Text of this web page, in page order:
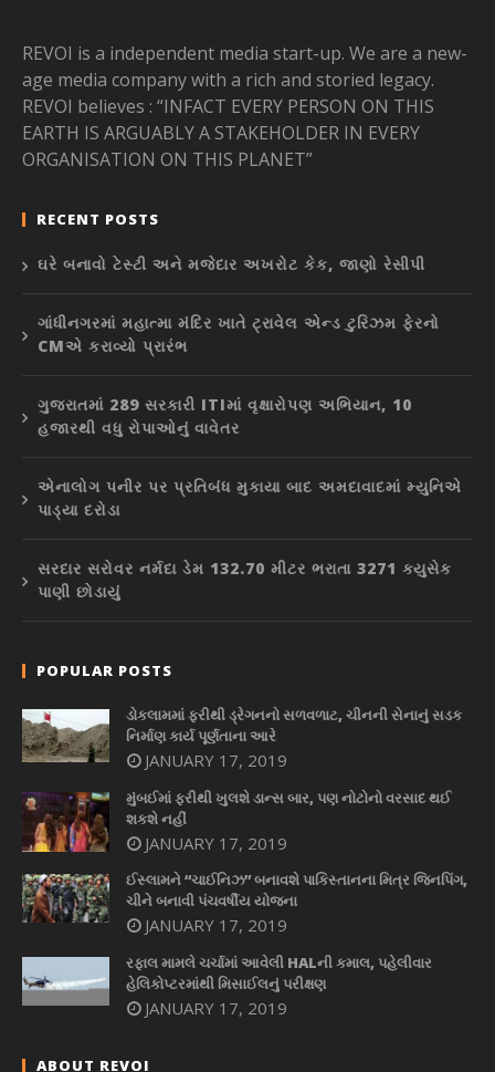
REVOI is a independent media start-up. We are a new-
age media company with a rich and storied legacy.
REVOI believes : “INFACT EVERY PERSON ON THIS
EARTH IS ARGUABLY A STAKEHOLDER IN EVERY
ORGANISATION ON THIS PLANET”
RECENT POSTS
ઘરે બનાવો ટેસ્ટી અને મજેદાર અખરોટ કેક, જાણો રેસીપી
ગાંધીનગરમાં મહાત્મા મંદિર ખાતે ટ્રાવેલ એન્ડ ટુરિઝમ ફેરનો
CMએ કરાવ્યો પ્રારંભ
ગુજરાતમાં 289 સરકારી ITIમાં વૃક્ષારોપણ અભિયાન, 10
હજારથી વધુ રોપાઓનું વાવેતર
એનાલોગ પનીર પર પ્રતિબંધ મુકાયા બાદ અમદાવાદમાં મ્યુનિએ
પાડ્યા દરોડા
સરદાર સરોવર નર્મદા ડેમ 132.70 મીટર ભરાતા 3271 ક્યુસેક
પાણી છોડાયું
POPULAR POSTS
ડોકલામમાં ફરીથી ડ્રેગનનો સળવળાટ, ચીનની સેનાનું સડક
નિર્માણ કાર્ય પૂર્ણતાના આરે
JANUARY 17, 2019
મુંબઈમાં ફરીથી ખુલશે ડાન્સ બાર, પણ નોટોનો વરસાદ થઈ
શકશે નહીં
JANUARY 17, 2019
ઈસ્લામને “ચાઈનિઝ” બનાવશે પાકિસ્તાનના મિત્ર જિનપિંગ,
ચીને બનાવી પંચવર્ષીય યોજના
JANUARY 17, 2019
રફાલ મામલે ચર્ચામાં આવેલી HALની કમાલ, પહેલીવાર
હેલિકોપ્ટરમાંથી મિસાઈલનું પરીક્ષણ
JANUARY 17, 2019
ABOUT REVOI